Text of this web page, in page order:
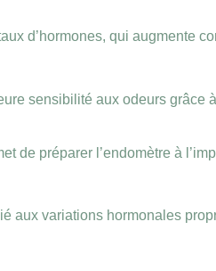
d’hormones, qui augmente
sensibilité aux odeurs grâce
de préparer l’endomètre à
aux variations hormonales